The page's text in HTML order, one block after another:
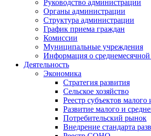
Руководство администрации
Органы администрации
Структура администрации
График приема граждан
Комиссии
Муниципальные учреждения
Информация о среднемесячной
Деятельность
Экономика
Стратегия развития
Сельское хозяйство
Реестр субъектов
Развитие малого и
Потребительский рынок
Внедрение стандарта